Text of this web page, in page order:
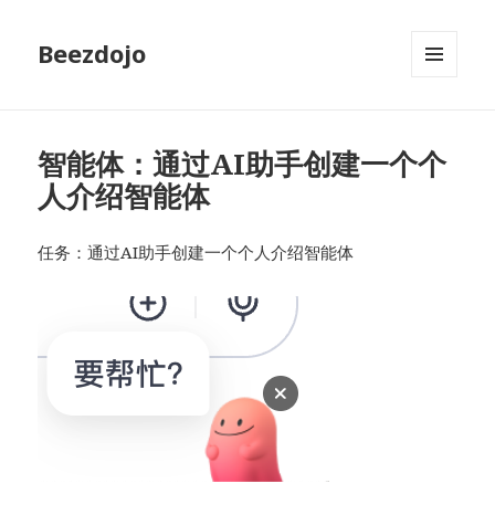
Beezdojo
智能体：通过AI助手创建一个个
人介绍智能体
任务：通过AI助手创建一个个人介绍智能体